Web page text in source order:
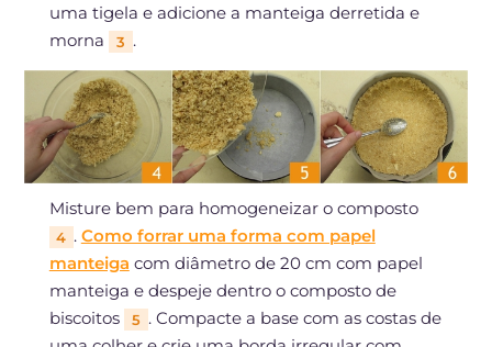
uma tigela e adicione a manteiga derretida e
morna
3 .
Misture bem para homogeneizar o composto
4 . Como forrar uma forma com papel
manteiga com diâmetro de 20 cm com papel
manteiga e despeje dentro o composto de
biscoitos
5 . Compacte a base com as costas de